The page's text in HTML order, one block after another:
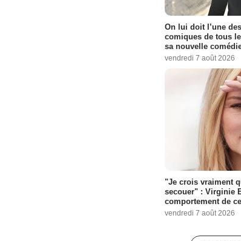
On lui doit l’une
comiques de tous
sa nouvelle
vendredi 7 août 2026
"Je crois vraiment
secouer" : Virginie
comportement de
vendredi 7 août 2026